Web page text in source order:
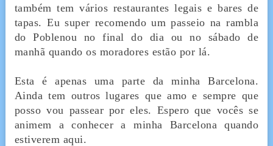
também tem vários restaurantes legais e bares de
tapas. Eu super recomendo um passeio na rambla
do Poblenou no final do dia ou no sábado de
manhã quando os moradores estão por lá.
Esta é apenas uma parte da minha Barcelona.
Ainda tem outros lugares que amo e sempre que
posso vou passear por eles. Espero que vocês se
animem a conhecer a minha Barcelona quando
estiverem aqui.